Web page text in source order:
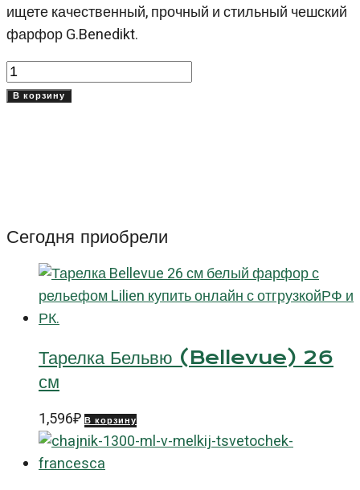
ищете качественный, прочный и стильный чешский
фарфор G.Benedikt.
Количество
товара
(Ribby)
В корзину
Сегодня приобрели
Тарелка Бельвю (Bellevue) 26
см
1,596₽ В корзину